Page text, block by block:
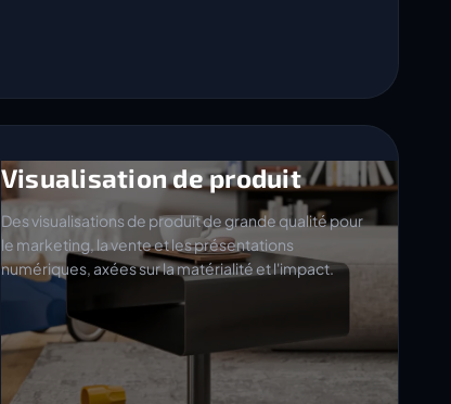
Visualisation de produit
Des visualisations de produit de grande qualité pour
le marketing, la vente et les présentations
numériques, axées sur la matérialité et l'impact.